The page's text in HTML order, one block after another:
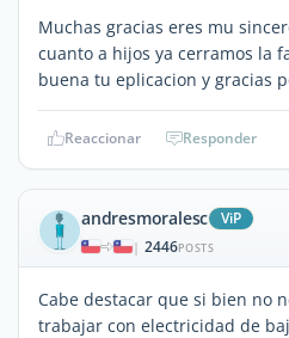
Muchas gracias eres mu
cuanto a hijos ya cerramos la
buena tu eplicacion y gracias
Reaccionar Responder
andresmoralesc ViP
| 2446POSTS
Cabe destacar que si bien no
trabajar con electricidad de